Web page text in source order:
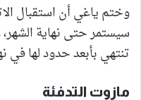
وختم ياغي أن استقبال
سيستمر حتى نهاية الشهر،
تنتهي بأبعد حدود لها في
مازوت التدفئة